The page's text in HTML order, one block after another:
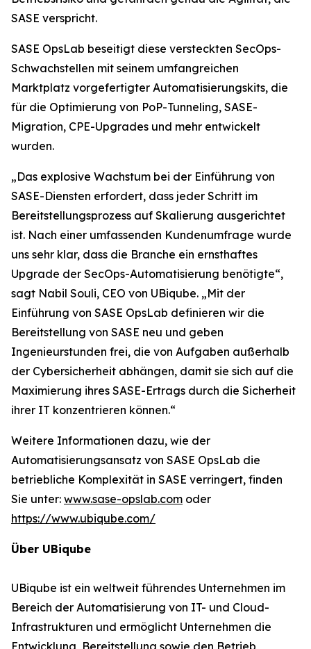
SASE verspricht.
SASE OpsLab beseitigt diese versteckten SecOps-
Schwachstellen mit seinem umfangreichen
Marktplatz vorgefertigter Automatisierungskits, die
für die Optimierung von PoP-Tunneling, SASE-
Migration, CPE-Upgrades und mehr entwickelt
wurden.
„Das explosive Wachstum bei der Einführung von
SASE-Diensten erfordert, dass jeder Schritt im
Bereitstellungsprozess auf Skalierung ausgerichtet
ist. Nach einer umfassenden Kundenumfrage wurde
uns sehr klar, dass die Branche ein ernsthaftes
Upgrade der SecOps-Automatisierung benötigte“,
sagt Nabil Souli, CEO von UBiqube. „Mit der
Einführung von SASE OpsLab definieren wir die
Bereitstellung von SASE neu und geben
Ingenieurstunden frei, die von Aufgaben außerhalb
der Cybersicherheit abhängen, damit sie sich auf die
Maximierung ihres SASE-Ertrags durch die Sicherheit
ihrer IT konzentrieren können.“
Weitere Informationen dazu, wie der
Automatisierungsansatz von SASE OpsLab die
betriebliche Komplexität in SASE verringert, finden
Sie unter: www.sase-opslab.com oder
https://www.ubiqube.com/
Über UBiqube
UBiqube ist ein weltweit führendes Unternehmen im
Bereich der Automatisierung von IT- und Cloud-
Infrastrukturen und ermöglicht Unternehmen die
Entwicklung, Bereitstellung sowie den Betrieb